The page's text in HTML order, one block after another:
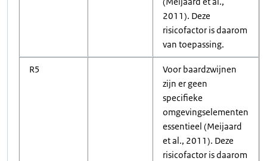
2011). Deze
risicofactor is daarom
van toepassing.
R5
Voor baardzwijnen
zijn er geen
specifieke
omgevingselementen
essentieel (Meijaard
et al., 2011). Deze
risicofactor is daarom